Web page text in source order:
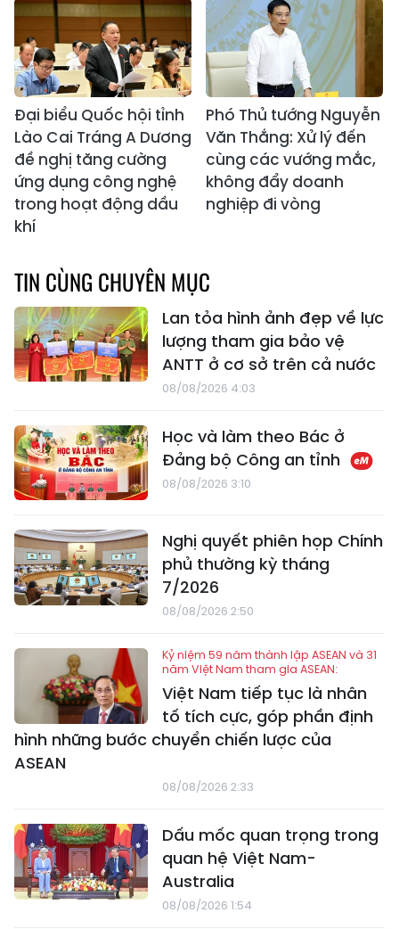
Đại biểu Quốc hội tỉnh
Lào Cai Tráng A Dương
đề nghị tăng cường
ứng dụng công nghệ
trong hoạt động dầu
khí
Phó Thủ tướng Nguyễn
Văn Thắng: Xử lý đến
cùng các vướng mắc,
không đẩy doanh
nghiệp đi vòng
TIN CÙNG CHUYÊN MỤC
Lan tỏa hình ảnh đẹp về lực
lượng tham gia bảo vệ
ANTT ở cơ sở trên cả nước
08/08/2026 4:03
Học và làm theo Bác ở
Đảng bộ Công an tỉnh
08/08/2026 3:10
Nghị quyết phiên họp Chính
phủ thường kỳ tháng
7/2026
08/08/2026 2:50
Kỷ niệm 59 năm thành lập ASEAN và 31
năm Việt Nam tham gia ASEAN:
Việt Nam tiếp tục là nhân
tố tích cực, góp phần định
hình những bước chuyển chiến lược của
ASEAN
08/08/2026 2:33
Dấu mốc quan trọng trong
quan hệ Việt Nam-
Australia
08/08/2026 1:54